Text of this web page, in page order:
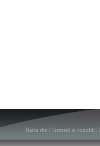
Harta site Termeni si conditii